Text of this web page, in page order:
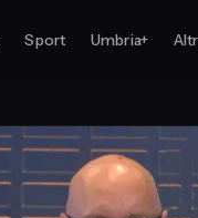
Sport Umbria+